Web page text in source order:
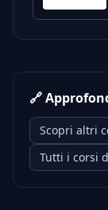
🔗
Scopri altri
Tutti i corsi